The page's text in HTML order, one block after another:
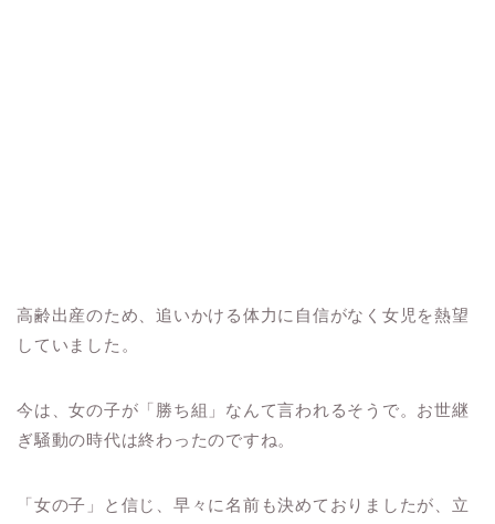
高齢出産のため、追いかける体力に自信がなく女児を熱望
していました。
今は、女の子が「勝ち組」なんて言われるそうで。お世継
ぎ騒動の時代は終わったのですね。
「女の子」と信じ、早々に名前も決めておりましたが、立